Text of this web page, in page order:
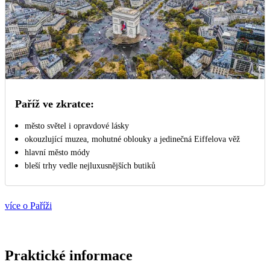
Paříž ve zkratce:
město světel i opravdové lásky
okouzlující muzea, mohutné oblouky a jedinečná Eiffelova věž
hlavní město módy
bleší trhy vedle nejluxusnějších butiků
více o Paříži
Praktické informace